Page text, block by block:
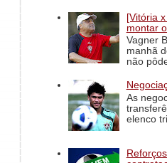
[Vitória
montar
Vagner
manhã
não
As
elenco